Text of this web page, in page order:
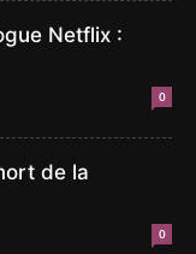
Netflix :
0
de la
0